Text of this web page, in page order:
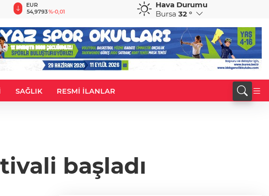
EUR
54,9793%-0,01 %0,07
CHF
58,6766
Hava Durumu
Bursa 32 °
SAĞLIK RESMİ İLANLAR
başladı